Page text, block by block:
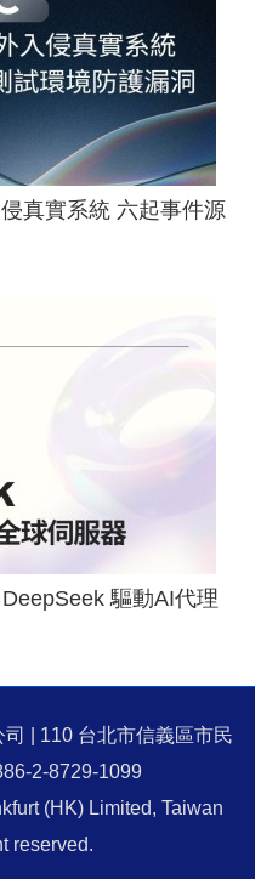
真實系統 六起事件源
驅動AI代理
| 110 台北市信義區市民
2-8729-1099
(HK) Limited, Taiwan
reserved.